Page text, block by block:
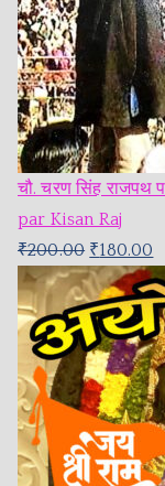
चौ. चरण सिंह राजपथ
par Kisan Raj
₹200.00 ₹180.00